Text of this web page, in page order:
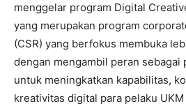
menggelar program Digital
yang merupakan program
(CSR) yang berfokus membuka
dengan mengambil peran sebagai
untuk meningkatkan kapabilitas,
kreativitas digital para pelaku